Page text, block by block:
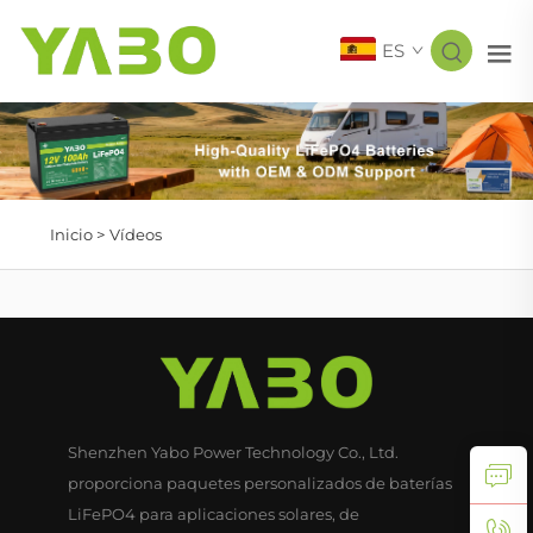
ES
Inicio > Vídeos
Shenzhen Yabo Power Technology Co., Ltd.
proporciona paquetes personalizados de baterías
LiFePO4 para aplicaciones solares, de